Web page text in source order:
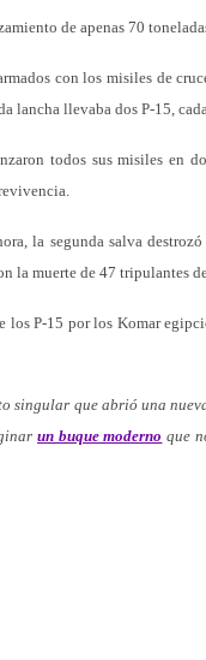
de apenas 70
con los misiles de
lancha llevaba dos P-15,
todos sus misiles en
la segunda salva
la muerte de 47 tripulantes
los P-15 por los Komar
singular que abrió una
un buque moderno que